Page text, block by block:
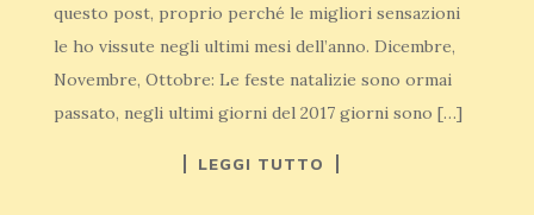
questo post, proprio perché le migliori sensazioni
le ho vissute negli ultimi mesi dell’anno. Dicembre,
Novembre, Ottobre: Le feste natalizie sono ormai
passato, negli ultimi giorni del 2017 giorni sono […]
LEGGI TUTTO